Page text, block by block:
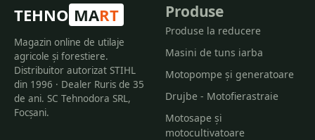
TEHNO MART
Magazin online de utilaje
agricole și forestiere.
Distribuitor autorizat STIHL
din 1996 · Dealer Ruris de 35
de ani. SC Tehnodora SRL,
Focșani.
Produse
Produse la reducere
Masini de tuns iarba
Motopompe și generatoare
Drujbe - Motofierastraie
Motosape și
motocultivatoare